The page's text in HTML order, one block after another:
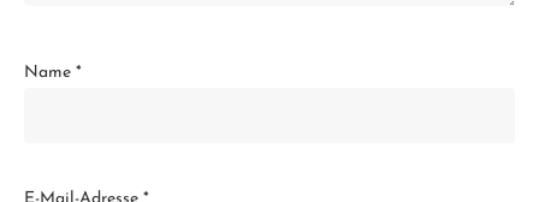
Name *